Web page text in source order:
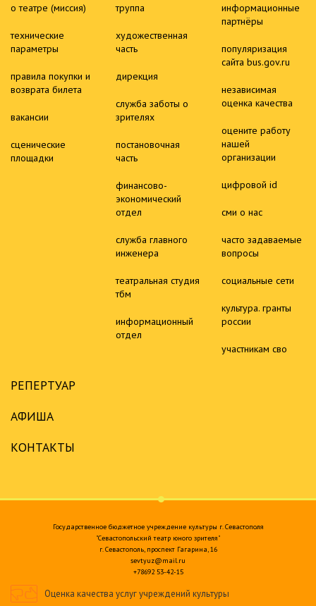
о театре (миссия)
технические
параметры
правила покупки и
возврата билета
вакансии
сценические
площадки
труппа
художественная
часть
дирекция
служба заботы о
зрителях
постановочная
часть
финансово-
экономический
отдел
служба главного
инженера
театральная студия
тбм
информационный
отдел
информационные
партнёры
популяризация
сайта bus.gov.ru
независимая
оценка качества
оцените работу
нашей
организации
цифровой id
сми о нас
часто задаваемые
вопросы
социальные сети
культура. гранты
россии
участникам сво
РЕПЕРТУАР
АФИША
КОНТАКТЫ
Государственное бюджетное учреждение культуры г. Севастополя
"Севастопольский театр юного зрителя"
г. Севастополь, проспект Гагарина, 16
sevtyuz@mail.ru
+78692 53-42-15
Оценка качества услуг учреждений культуры